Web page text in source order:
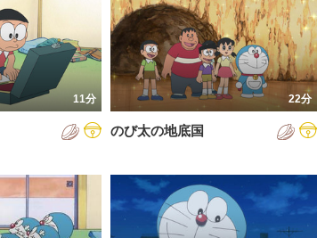
年
年
年
年
年
年
11分 22分
のび太の地底国